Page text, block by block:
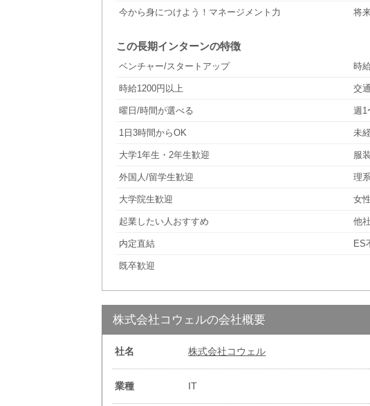
今から身につけよう！マネージメント力 将
この長期インターンの特徴
ベンチャー/スタートアップ 時
時給1200円以上 交
曜日/時間が選べる 週1
1日3時間からOK 未
大学1年生・2年生歓迎 服
外国人/留学生歓迎 理
大学院生歓迎 女
起業したい人おすすめ 他
内定直結 ES
既卒歓迎
株式会社コウェルの会社概要
社名 株式会社コウェル
業種 IT